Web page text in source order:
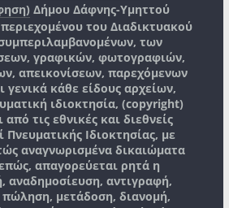
Δήμου Δάφνης-Υμηττού
του Διαδικτυακού
των
γραφικών, φωτογραφιών,
απεικονίσεων, παρεχόμενων
γενικά κάθε είδους αρχείων,
ιδιοκτησία, (copyright)
από τις εθνικές και διεθνείς
Πνευματικής Ιδιοκτησίας, με
αναγνωρισμένα δικαιώματα
απαγορεύεται ρητά η
αναδημοσίευση, αντιγραφή,
μετάδοση, διανομή,